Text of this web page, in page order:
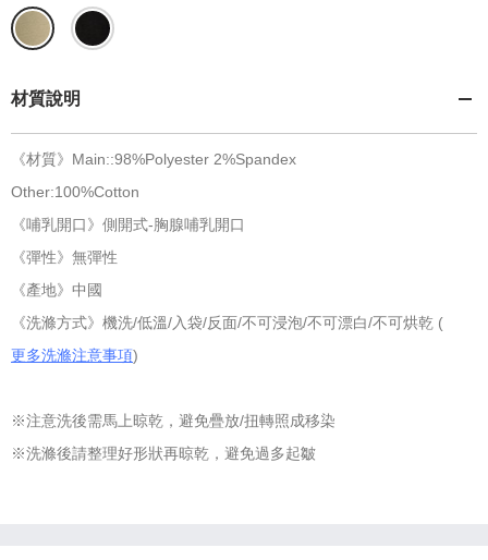
材質說明
《材質》Main::98%Polyester 2%Spandex
Other:100%Cotton
《哺乳開口》側開式-胸腺哺乳開口
《彈性》無彈性
《產地》中國
《洗滌方式》機洗/低溫/入袋/反面/不可浸泡/不可漂白/不可烘乾 (
更多洗滌注意事項)
※注意洗後需馬上晾乾，避免疊放/扭轉照成移染
※洗滌後請整理好形狀再晾乾，避免過多起皺